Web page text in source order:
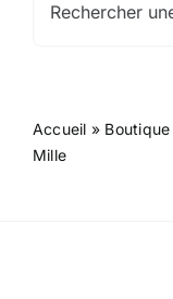
Accueil » Boutique
Mille